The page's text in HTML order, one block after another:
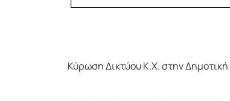
Κύρωση Δικτύου Κ.Χ. στην